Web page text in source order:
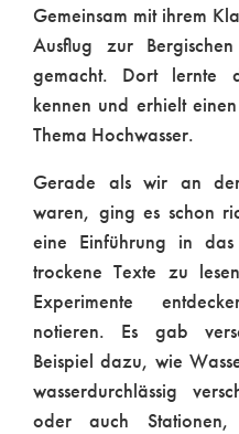
Gemeinsam mit ihrem
Ausflug zur
gemacht. Dort lernte
kennen und erhielt
Thema Hochwasser.
Gerade als wir an der
waren, ging es schon
eine Einführung in das
trockene Texte zu
Experimente
notieren. Es gab
Beispiel dazu, wie
wasserdurchlässig
oder auch